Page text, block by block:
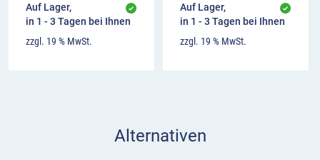
Auf Lager,
in 1 - 3 Tagen bei Ihnen
zzgl. 19 % MwSt.
Auf Lager,
in 1 - 3 Tagen bei Ihnen
zzgl. 19 % MwSt.
Alternativen